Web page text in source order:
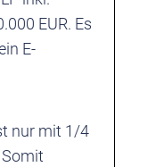
EUR. Es
E-
nur mit 1/4